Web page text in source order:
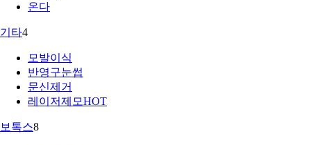
온다
기타4
모발이식
반영구눈썹
문신제거
레이저제모HOT
보톡스8